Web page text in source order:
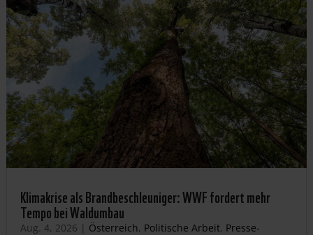
Klimakrise als Brandbeschleuniger: WWF fordert mehr
Tempo bei Waldumbau
Aug. 4, 2026 | Österreich, Politische Arbeit, Presse-